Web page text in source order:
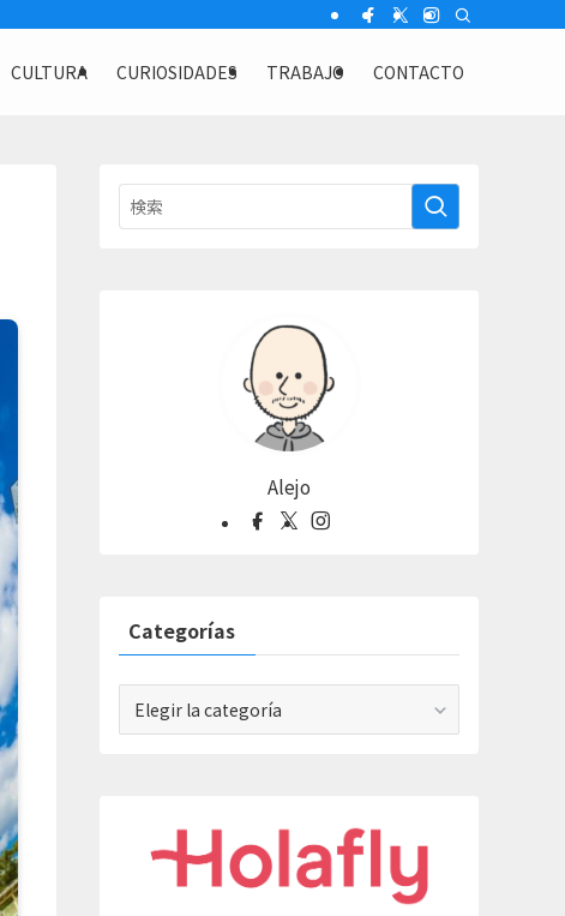
CULTURA CURIOSIDADES TRABAJO CONTACTO
Alejo
Categorías